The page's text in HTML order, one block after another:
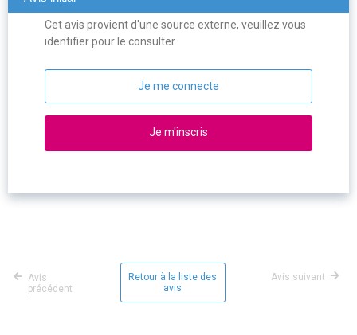
Cet avis provient d'une source externe, veuillez vous
identifier pour le consulter.
Je me connecte
Je m'inscris
Avis
précédent
Retour à la liste des
avis
Avis suivant